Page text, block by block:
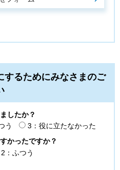
するためにみなさまのご
したか？
う
3：役に立たなかった
かったですか？
2：ふつう